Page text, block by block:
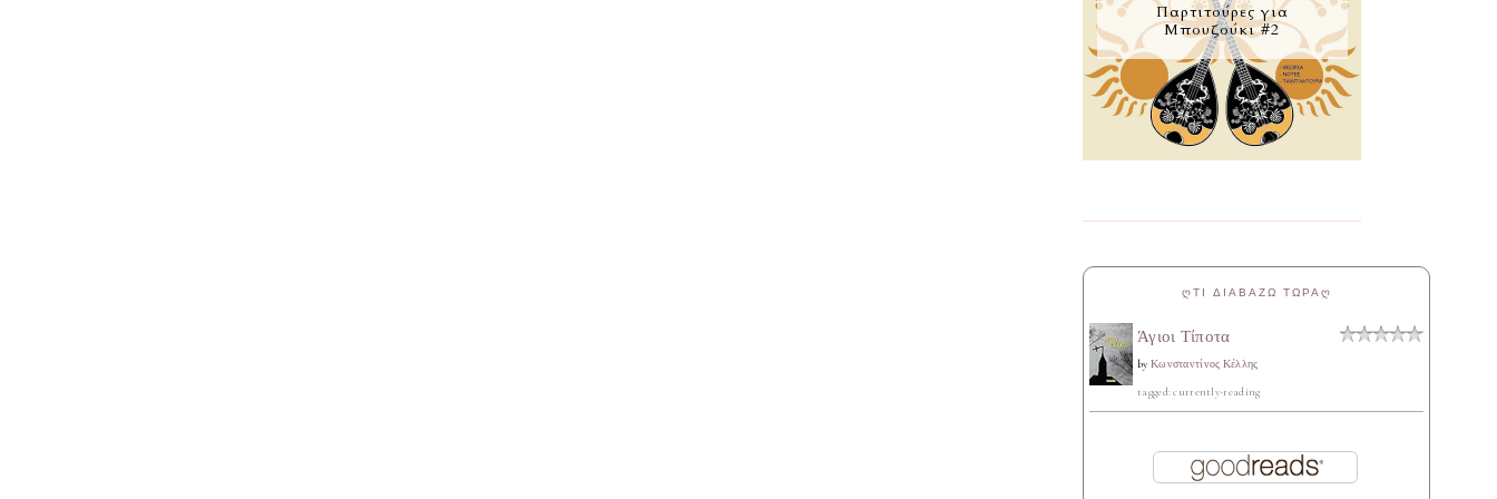
Παρτιτούρες για
Μπουζούκι #2
ᲦΤΙ ΔΙΑΒΑΖΩ ΤΩΡΑᲦ
Άγιοι Τίποτα
by Κωνσταντίνος Κέλλης
tagged: currently-reading